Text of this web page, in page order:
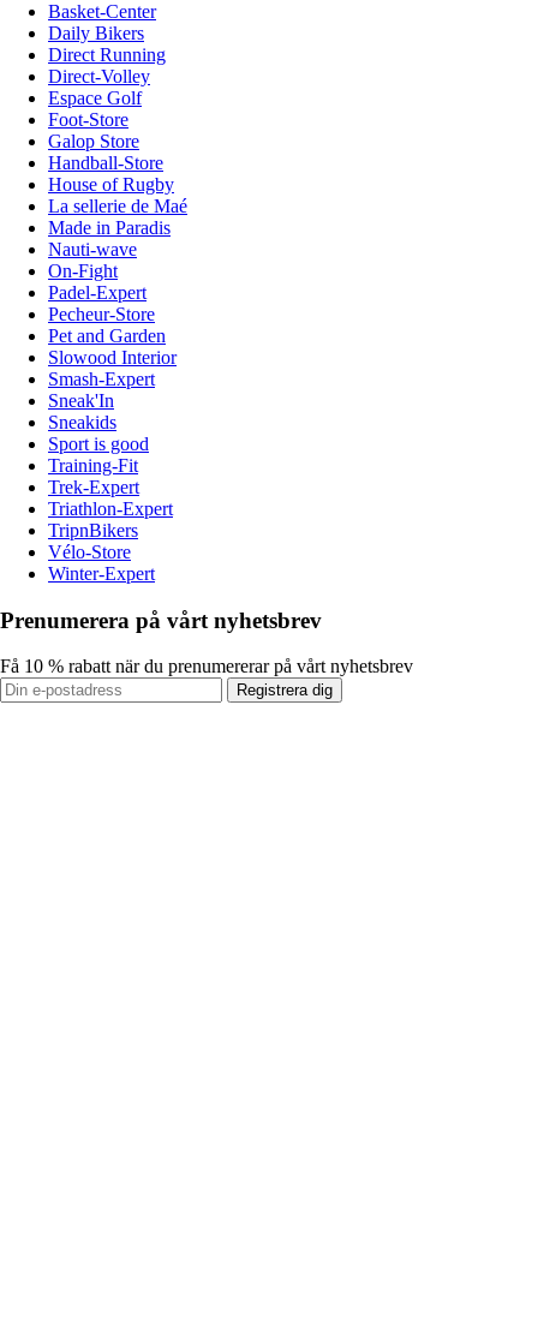
Basket-Center
Daily Bikers
Direct Running
Direct-Volley
Espace Golf
Foot-Store
Galop Store
Handball-Store
House of Rugby
La sellerie de Maé
Made in Paradis
Nauti-wave
On-Fight
Padel-Expert
Pecheur-Store
Pet and Garden
Slowood Interior
Smash-Expert
Sneak'In
Sneakids
Sport is good
Training-Fit
Trek-Expert
Triathlon-Expert
TripnBikers
Vélo-Store
Winter-Expert
Prenumerera på vårt nyhetsbrev
Få 10 % rabatt när du prenumererar på vårt nyhetsbrev
Registrera dig